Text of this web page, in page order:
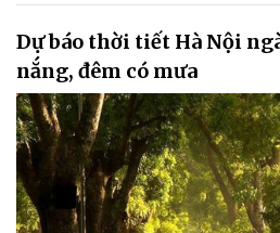
Dự báo thời tiết Hà Nội
nắng, đêm có mưa